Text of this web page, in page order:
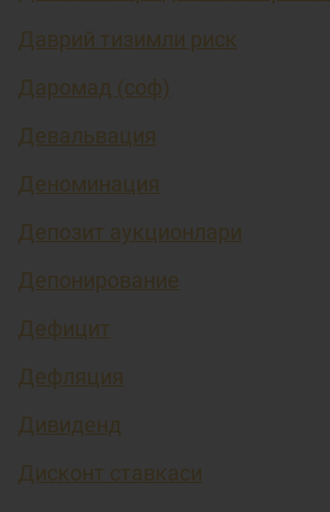
Даврий тизимли риск
Даромад (соф)
Девальвация
Деноминация
Депозит аукционлари
Депонирование
Дефицит
Дефляция
Дивиденд
Дисконт ставкаси